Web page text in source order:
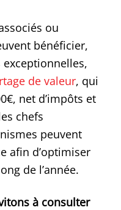
ou
bénéficier,
de valeur, qui
net d’impôts et
chefs
peuvent
afin d’optimiser
de l’année.
à consulter